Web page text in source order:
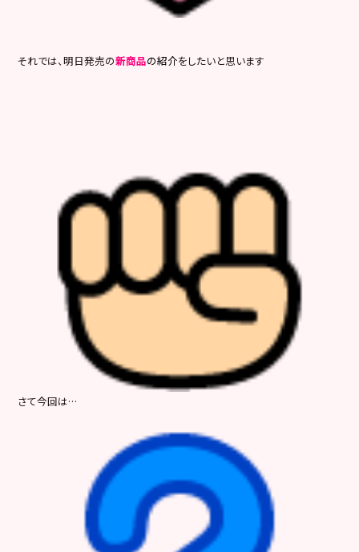
それでは、明日発売の新商品の紹介をしたいと思います
さて今回は…